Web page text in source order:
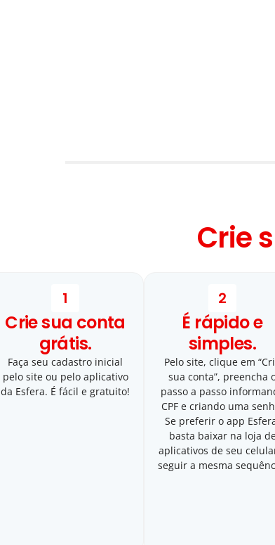
Crie
1
Crie sua conta
grátis.
Faça seu cadastro inicial
pelo site ou pelo aplicativo
da Esfera. É fácil e gratuito!
2
É rápido e
simples.
Pelo site, clique em
sua conta”, preencha
passo a passo
CPF e criando uma
Se preferir o app
basta baixar na loja
aplicativos de seu
seguir a mesma